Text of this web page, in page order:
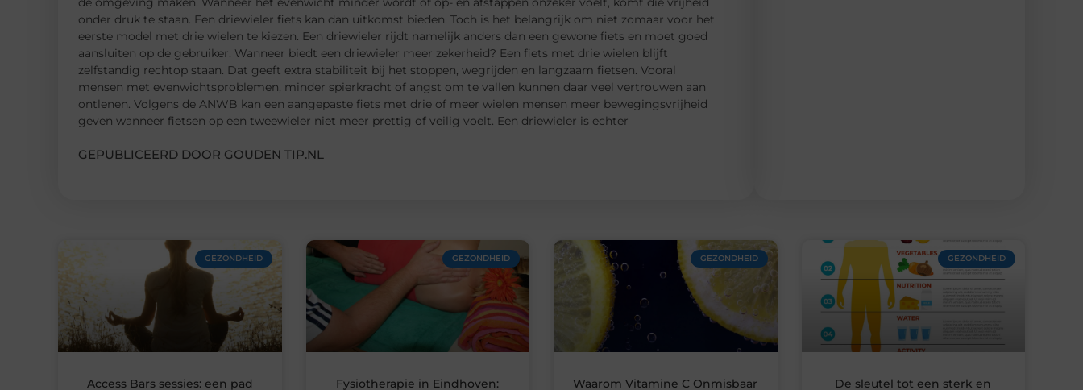
onder druk te staan. Een driewieler fiets kan dan uitkomst bieden. Toch is het belangrijk om niet zomaar voor het
eerste model met drie wielen te kiezen. Een driewieler rijdt namelijk anders dan een gewone fiets en moet goed
aansluiten op de gebruiker. Wanneer biedt een driewieler meer zekerheid? Een fiets met drie wielen blijft
zelfstandig rechtop staan. Dat geeft extra stabiliteit bij het stoppen, wegrijden en langzaam fietsen. Vooral
mensen met evenwichtsproblemen, minder spierkracht of angst om te vallen kunnen daar veel vertrouwen aan
ontlenen. Volgens de ANWB kan een aangepaste fiets met drie of meer wielen mensen meer bewegingsvrijheid
geven wanneer fietsen op een tweewieler niet meer prettig of veilig voelt. Een driewieler is echter
GEPUBLICEERD DOOR GOUDEN TIP.NL
GEZONDHEID
Access Bars sessies: een pad
GEZONDHEID
Fysiotherapie in Eindhoven:
GEZONDHEID
Waarom Vitamine C Onmisbaar
GEZONDHEID
De sleutel tot een sterk en